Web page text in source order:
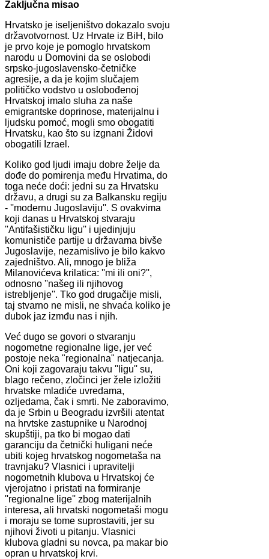
Zaključna misao
Hrvatsko je iseljeništvo dokazalo svoju
državotvornost. Uz Hrvate iz BiH, bilo
je prvo koje je pomoglo hrvatskom
narodu u Domovini da se oslobodi
srpsko-jugoslavensko-četničke
agresije, a da je kojim slučajem
političko vodstvo u oslobođenoj
Hrvatskoj imalo sluha za naše
emigrantske doprinose, materijalnu i
ljudsku pomoć, mogli smo obogatiti
Hrvatsku, kao što su izgnani Židovi
obogatili Izrael.
Koliko god ljudi imaju dobre želje da
dođe do pomirenja među Hrvatima, do
toga neće doći: jedni su za Hrvatsku
državu, a drugi su za Balkansku regiju
- ''modernu Jugoslaviju''. S ovakvima
koji danas u Hrvatskoj stvaraju
''Antifašističku ligu'' i ujedinjuju
komunističe partije u državama bivše
Jugoslavije, nezamislivo je bilo kakvo
zajedništvo. Ali, mnogo je bliža
Milanovićeva krilatica: ''mi ili oni?'',
odnosno ''našeg ili njihovog
istrebljenje''. Tko god drugačije misli,
taj stvarno ne misli, ne shvaća koliko je
dubok jaz izmđu nas i njih.
Već dugo se govori o stvaranju
nogometne regionalne lige, jer već
postoje neka "regionalna" natjecanja.
Oni koji zagovaraju takvu ''ligu'' su,
blago rečeno, zločinci jer žele izložiti
hrvatske mladiće uvredama,
ozljedama, čak i smrti. Ne zaboravimo,
da je Srbin u Beogradu izvršili atentat
na hrvtske zastupnike u Narodnoj
skupštiji, pa tko bi mogao dati
garanciju da četnički huligani neće
ubiti kojeg hrvatskog nogometaša na
travnjaku? Vlasnici i upravitelji
nogometnih klubova u Hrvatskoj će
vjerojatno i pristati na formiranje
''regionalne lige'' zbog materijalnih
interesa, ali hrvatski nogometaši mogu
i moraju se tome suprostaviti, jer su
njihovi životi u pitanju. Vlasnici
klubova gladni su novca, pa makar bio
opran u hrvatskoj krvi.